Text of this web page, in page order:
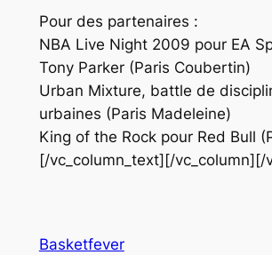
Pour des partenaires :
NBA Live Night 2009 pour EA
Tony Parker (Paris Coubertin)
Urban Mixture, battle de
urbaines (Paris Madeleine)
King of the Rock pour Red Bull
[/vc_column_text][/vc_column][/
Basketfever